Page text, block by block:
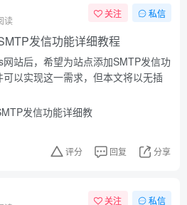
读
关注 私信
发信功能详细教程
站后，希望为站点添加SMTP发信功
以实现这一需求，但本文将以无插
评分 回复 分享
关注 私信